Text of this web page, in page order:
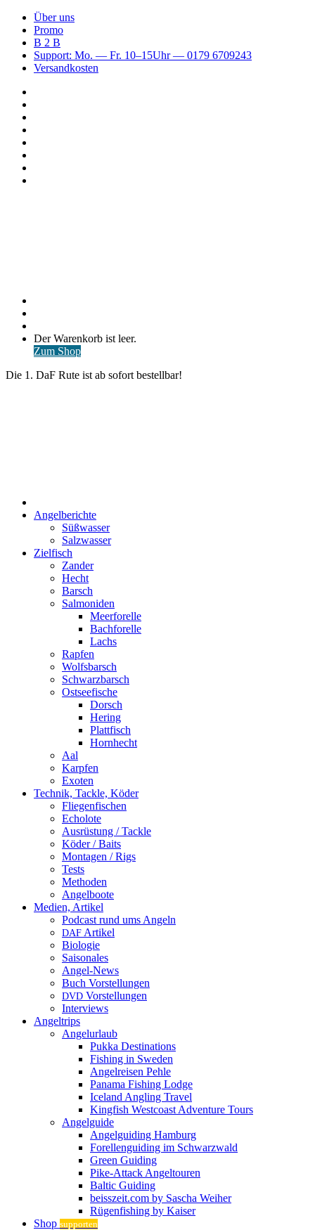
Über uns
Promo
B 2 B
Support: Mo. — Fr. 10–15Uhr — 0179 6709243
Versandkosten
Warenkorb
ansehen
Der Warenkorb ist leer.
Zum Shop
Die 1. DaF Rute ist ab sofort bestellbar!
Angelberichte
Süßwasser
Salzwasser
Zielfisch
Zander
Hecht
Barsch
Salmoniden
Meerforelle
Bachforelle
Lachs
Rapfen
Wolfsbarsch
Schwarzbarsch
Ostseefische
Dorsch
Hering
Plattfisch
Hornhecht
Aal
Karpfen
Exoten
Technik, Tackle, Köder
Fliegenfischen
Echolote
Ausrüstung / Tackle
Köder / Baits
Montagen / Rigs
Tests
Methoden
Angelboote
Medien, Artikel
Podcast rund ums Angeln
DAF Artikel
Biologie
Saisonales
Angel-News
Buch Vorstellungen
DVD Vorstellungen
Interviews
Angeltrips
Angelurlaub
Pukka Destinations
Fishing in Sweden
Angelreisen Pehle
Panama Fishing Lodge
Iceland Angling Travel
Kingfish Westcoast Adventure Tours
Angelguide
Angelguiding Hamburg
Forellenguiding im Schwarzwald
Green Guiding
Pike-Attack Angeltouren
Baltic Guiding
beisszeit.com by Sascha Weiher
Rügenfishing by Kaiser
Shop supporten